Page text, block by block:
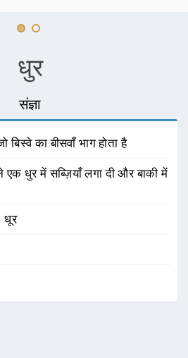
धुर
संज्ञा
बिस्वे का बीसवाँ भाग होता है
एक धुर में सब्ज़ियाँ लगा दी और बाकी में
धूर